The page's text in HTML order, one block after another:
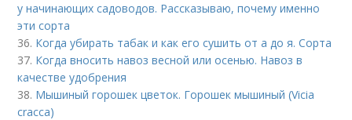
у начинающих садоводов. Рассказываю, почему именно
эти сорта
36. Когда убирать табак и как его сушить от а до я. Сорта
37. Когда вносить навоз весной или осенью. Навоз в
качестве удобрения
38. Мышиный горошек цветок. Горошек мышиный (Vicia
cracca)